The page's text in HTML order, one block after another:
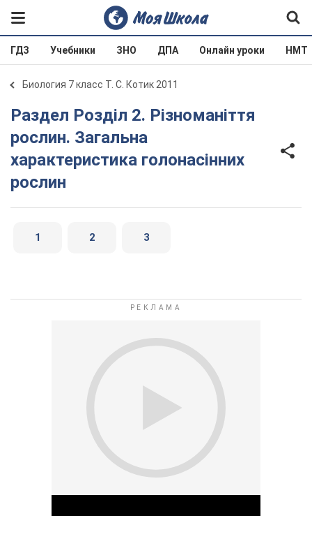
ГДЗ Учебники ЗНО ДПА Онлайн уроки НМТ
Биология 7 класс Т. С. Котик 2011
Раздел Розділ 2. Різноманіття
рослин. Загальна
характеристика голонасінних
рослин
1 2 3